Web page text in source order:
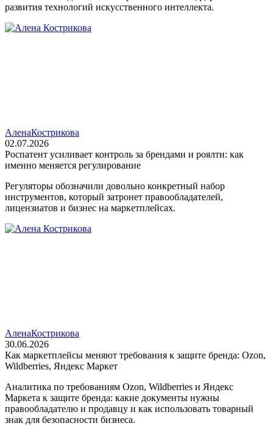
развития технологий искусственного интеллекта.
АленаКострикова
02.07.2026
Роспатент усиливает контроль за брендами и роялти: как
именно меняется регулирование
Регуляторы обозначили довольно конкретный набор
инструментов, который затронет правообладателей,
лицензиатов и бизнес на маркетплейсах.
АленаКострикова
30.06.2026
Как маркетплейсы меняют требования к защите бренда: Ozon,
Wildberries, Яндекс Маркет
Аналитика по требованиям Ozon, Wildberries и Яндекс
Маркета к защите бренда: какие документы нужны
правообладателю и продавцу и как использовать товарный
знак для безопасности бизнеса.